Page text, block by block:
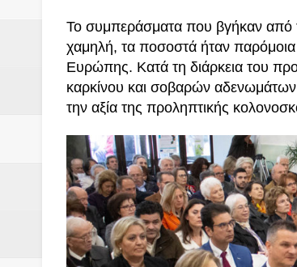
Το συμπεράσματα που βγήκαν από
χαμηλή, τα ποσοστά ήταν
Ευρώπης. Κατά τη διάρκεια του
καρκίνου και σοβαρών
την αξία της προληπτικής